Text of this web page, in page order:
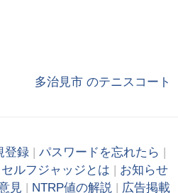
多治見市 のテニスコート
登録 | パスワードを忘れたら |
セルフジャッジとは | お知らせ
見 | NTRP値の解説 | 広告掲載